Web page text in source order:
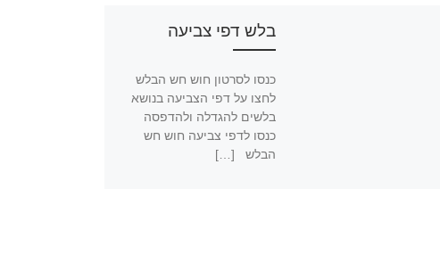
בלש דפי צביעה
כנסו לסרטון חוש חש הבלש
לחצו על דפי הצביעה בנושא
בלשים להגדלה ולהדפסה
כנסו לדפי צביעה חוש חש
הבלש […]